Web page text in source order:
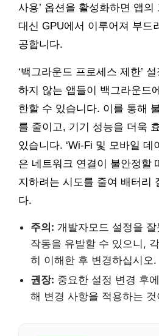
사용’ 옵션을 활성화하면 앱의
대신 GPU에서 이루어져 부드
공합니다.
‘백그라운드 프로세스 제한’
하지 않는 앱들이 백그라운드
한할 수 있습니다. 이를 통해
를 줄이고, 기기 성능을 더욱
있습니다. ‘Wi-Fi 및 모바일 데
은 네트워크 연결이 불안정할
지하려는 시도를 줄여 배터리
다.
주의: 개발자모드 설정을
작동을 유발할 수 있으니,
히 이해한 후 변경하십시오.
권장: 중요한 설정 변경 후
해 변경 사항을 적용하는